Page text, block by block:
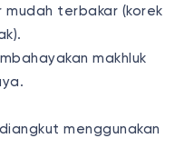
terbakar (korek
makhluk
menggunakan